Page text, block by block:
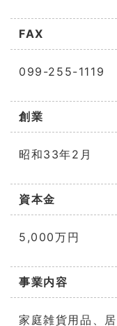
FAX
099-255-1119
創業
昭和33年2月
資本金
5,000万円
事業内容
家庭雑貨用品、